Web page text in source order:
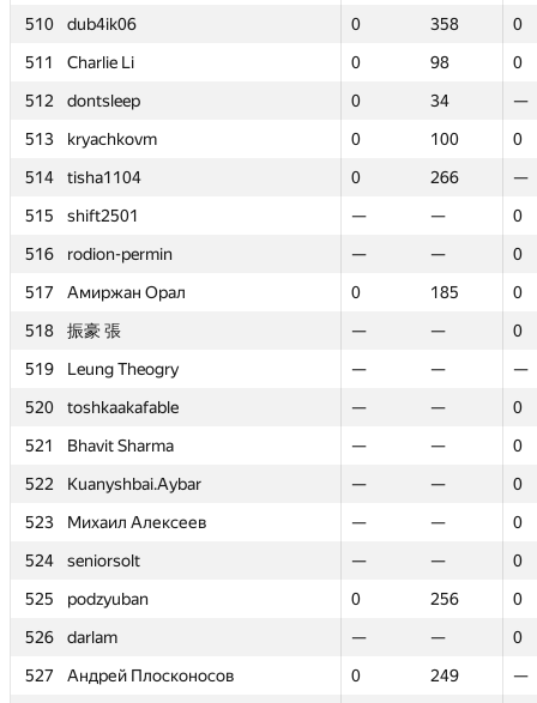
510
dub4ik06 0 358
0
511
Charlie Li 0 98
0
512
dontsleep 0 34
—
513
kryachkovm 0 100
0
514
tisha1104 0 266
—
515
shift2501 — —
0
516
rodion-permin — —
0
517
Амиржан Орал 0 185
0
518
振豪 張 — —
0
519
Leung Theogry — —
—
520
toshkaakafable — —
0
521
Bhavit Sharma — —
0
522
Kuanyshbai.Aybar — —
0
523
Михаил Алексеев — —
0
524
seniorsolt — —
0
525
podzyuban 0 256
0
526
darlam — —
0
527
Андрей Плосконосов 0 249
—
510
dub4ik06 0 358
0
511
Charlie Li 0 98
0
512
dontsleep 0 34
—
513
kryachkovm 0 100
0
514
tisha1104 0 266
—
515
shift2501 — —
0
516
rodion-permin — —
0
517
Амиржан Орал 0 185
0
518
振豪 張 — —
0
519
Leung Theogry — —
—
520
toshkaakafable — —
0
521
Bhavit Sharma — —
0
522
Kuanyshbai.Aybar — —
0
523
Михаил Алексеев — —
0
524
seniorsolt — —
0
525
podzyuban 0 256
0
526
darlam — —
0
527
Андрей Плосконосов 0 249
—